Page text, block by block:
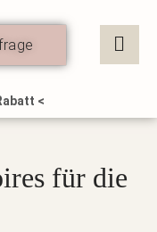
<
für die